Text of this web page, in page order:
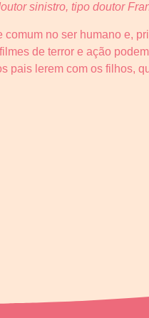
sinistro, tipo doutor
no ser humano e,
de terror e ação
pais lerem com os filhos,